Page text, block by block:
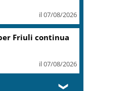
con sindacati su
e rilancio
il 07/08/2026
❯